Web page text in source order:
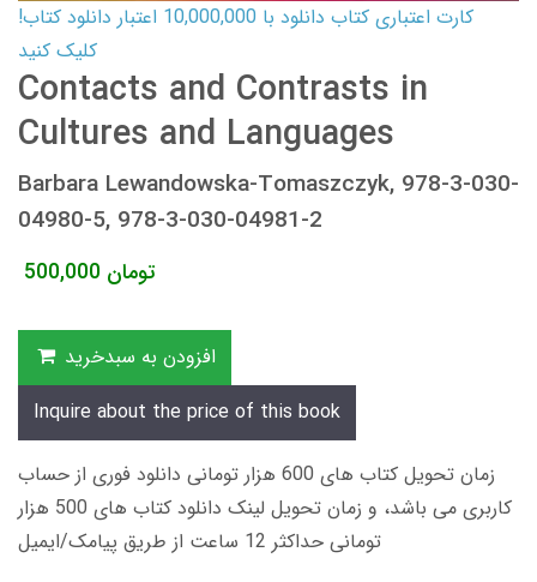
کارت اعتباری کتاب دانلود با 10,000,000 اعتبار دانلود کتاب!
کلیک کنید
Contacts and Contrasts in
Cultures and Languages
Barbara Lewandowska-Tomaszczyk, 978-3-030-
04980-5, 978-3-030-04981-2
500,000 تومان
افزودن به سبدخرید
Inquire about the price of this book
زمان تحویل کتاب های 600 هزار تومانی دانلود فوری از حساب
کاربری می باشد، و زمان تحویل لینک دانلود کتاب های 500 هزار
تومانی حداکثر 12 ساعت از طریق پیامک/ایمیل